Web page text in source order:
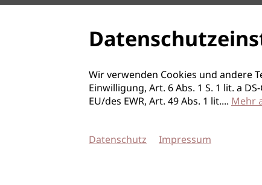
Wir verwenden Cookies und andere
Einwilligung, Art. 6 Abs. 1 S. 1 lit. a
EU/des EWR, Art. 49 Abs. 1 lit.... Mehr
Datenschutz Impressum